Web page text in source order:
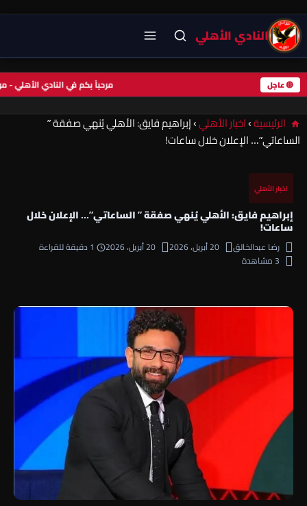
النادي الأهلي
🔴 عاجل مرحباً بكم في النادي الأهلي
الرئيسية›اخبار الأهلي›إبراهيم فايق: الأهلي يُنهي صفقة ”
الساعاتي”… الإعلان خلال ساعات!
اخبار الأهلي
إبراهيم فايق: الأهلي يُنهي صفقة ” الساعاتي”… الإعلان خلال
ساعات!
رضا عبدالخالق 20 أبريل، 2026 20 أبريل، 2026
1 دقيقة للقراءة
3 مشاهدة